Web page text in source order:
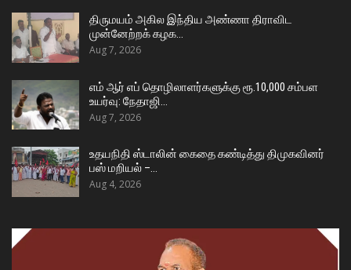
திருமயம் அகில இந்திய அண்ணா திராவிட
முன்னேற்றக் கழக…
Aug 7, 2026
எம் ஆர் எப் தொழிலாளர்களுக்கு ரூ.10,000 சம்பள
உயர்வு: நேதாஜி…
Aug 7, 2026
உதயநிதி ஸ்டாலின் கைதை கண்டித்து திமுகவினர்
பஸ் மறியல் –…
Aug 4, 2026